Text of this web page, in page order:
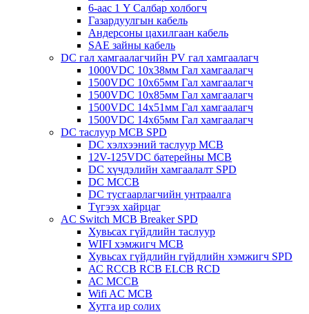
6-аас 1 Y Салбар холбогч
Газардуулгын кабель
Андерсоны цахилгаан кабель
SAE зайны кабель
DC гал хамгаалагчийн PV гал хамгаалагч
1000VDC 10х38мм Гал хамгаалагч
1500VDC 10х65мм Гал хамгаалагч
1500VDC 10х85мм Гал хамгаалагч
1500VDC 14x51мм Гал хамгаалагч
1500VDC 14х65мм Гал хамгаалагч
DC таслуур MCB SPD
DC хэлхээний таслуур MCB
12V-125VDC батерейны MCB
DC хүчдэлийн хамгаалалт SPD
DC MCCB
DC тусгаарлагчийн унтраалга
Түгээх хайрцаг
AC Switch MCB Breaker SPD
Хувьсах гүйдлийн таслуур
WIFI хэмжигч MCB
Хувьсах гүйдлийн гүйдлийн хэмжигч SPD
АС RCCB RCB ELCB RCD
АС MCCB
Wifi AC MCB
Хутга ир солих